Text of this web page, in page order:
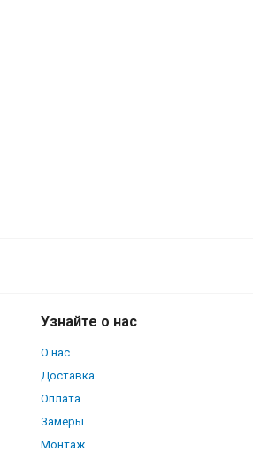
Узнайте о нас
О нас
Доставка
Оплата
Замеры
Монтаж